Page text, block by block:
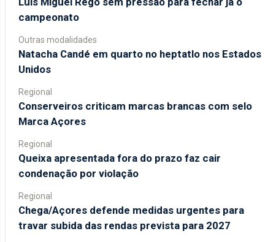
campeonato
Outras modalidades
Natacha Candé em quarto no heptatlo nos Estados
Unidos
Regional
Conserveiros criticam marcas brancas com selo
Marca Açores
Regional
Queixa apresentada fora do prazo faz cair
condenação por violação
Regional
Chega/Açores defende medidas urgentes para
travar subida das rendas prevista para 2027